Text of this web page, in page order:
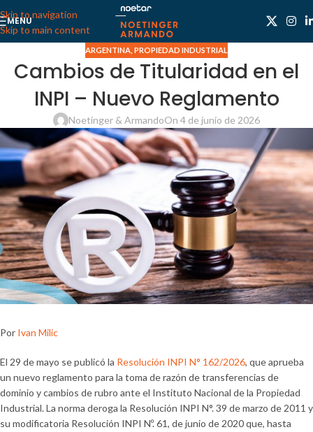
Skip to navigation
Skip to main content
MENU
ARGENTINA PROPIEDAD INDUSTRIAL
Cambios de Titularidad en el
INPI – Nuevo Reglamento
Noetinger & ArmandoOn 4 de junio de 2026
Por Ivan Milic
El 29 de mayo se publicó la Resolución INPI N° 162/2026, que aprueba
un nuevo reglamento para la toma de razón de transferencias de
dominio y cambios de rubro ante el Instituto Nacional de la Propiedad
Industrial. La norma deroga la Resolución INPI N°. 39 de marzo de 2011 y
su modificatoria Resolución INPI Nº. 61, de junio de 2020 que, hasta